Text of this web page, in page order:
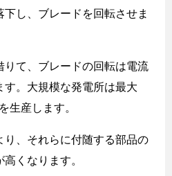
し、ブレードを回転させま
りて、ブレードの回転は電流
す。大規模な発電所は最大
生産します。
り、それらに付随する部品の
くなります。